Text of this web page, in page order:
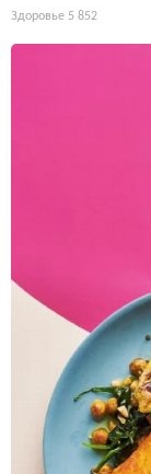
Здоровье 5 852